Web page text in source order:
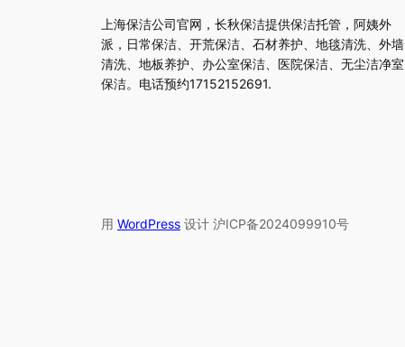
上海保洁公司官网，长秋保洁提供保洁托管，阿姨外
派，日常保洁、开荒保洁、石材养护、地毯清洗、外墙
清洗、地板养护、办公室保洁、医院保洁、无尘洁净室
保洁。电话预约17152152691.
用 WordPress 设计 沪ICP备2024099910号